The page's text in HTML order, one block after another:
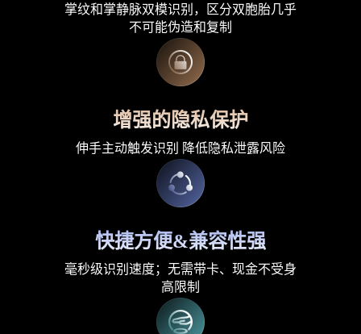
掌纹和掌静脉双模识别，区分双胞胎几乎
不可能伪造和复制
增强的隐私保护
伸手主动触发识别 降低隐私泄露风险
快捷方便&兼容性强
毫秒级识别速度；无需带卡、现金不受身
高限制